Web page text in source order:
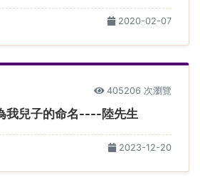
2020-02-07
405206 次瀏覽
我兒子的命名----陸先生
2023-12-20